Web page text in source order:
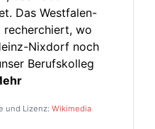
Das Westfalen-
recherchiert, wo
Nixdorf noch
Berufskolleg
und Lizenz: Wikimedia